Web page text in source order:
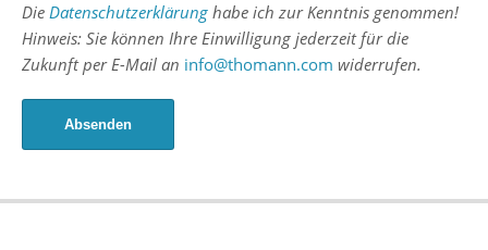
DieDatenschutzerklärung habe ich zur Kenntnis genommen!
Hinweis: Sie können Ihre Einwilligung jederzeit für die
Zukunft per E-Mail an info@thomann.com widerrufen.